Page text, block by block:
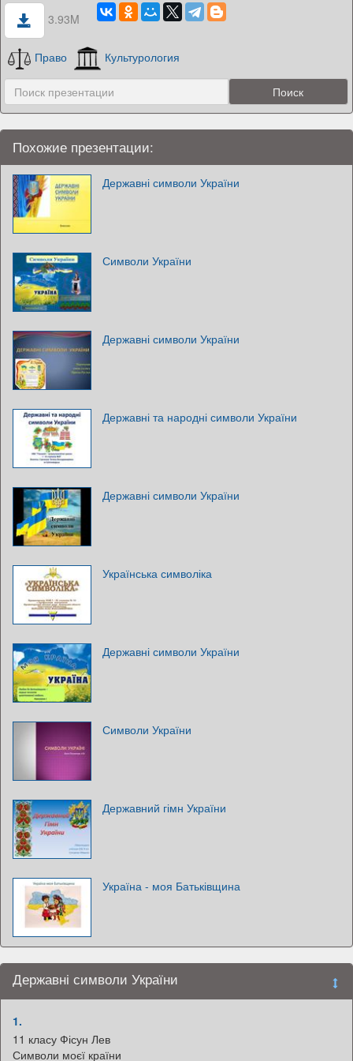
3.93M
Право Культурология
Похожие презентации:
Державні символи України
Символи України
Державні символи України
Державні та народні символи України
Державні символи України
Українська символіка
Державні символи України
Символи України
Державний гімн України
Україна - моя Батьківщина
Державні символи України
1.
11 класу Фісун Лев
Символи моєї країни